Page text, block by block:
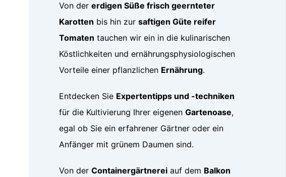
Von der erdigen Süße frisch geernteter
Karotten bis hin zur saftigen Güte reifer
Tomaten tauchen wir ein in die kulinarischen
Köstlichkeiten und ernährungsphysiologischen
Vorteile einer pflanzlichen Ernährung.
Entdecken Sie Expertentipps und -techniken
für die Kultivierung Ihrer eigenen Gartenoase,
egal ob Sie ein erfahrener Gärtner oder ein
Anfänger mit grünem Daumen sind.
Von der Containergärtnerei auf dem Balkon